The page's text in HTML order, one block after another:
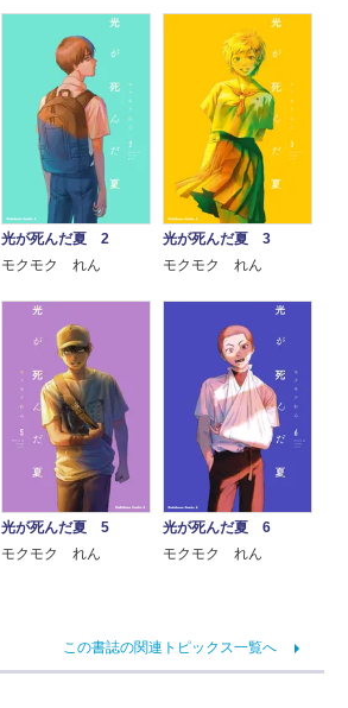
光が死んだ夏 2
モクモク れん
光が死んだ夏 3
モクモク れん
光が死んだ夏 5
モクモク れん
光が死んだ夏 6
モクモク れん
この書誌の関連トピックス一覧へ